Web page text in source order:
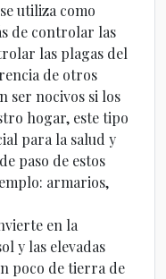
utiliza como
de controlar las
las plagas del
de otros
ser nocivos si los
hogar, este tipo
para la salud y
paso de estos
armarios,
en la
y las elevadas
poco de tierra de